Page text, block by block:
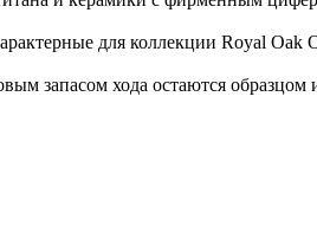
для коллекции Royal Oak
запасом хода остаются